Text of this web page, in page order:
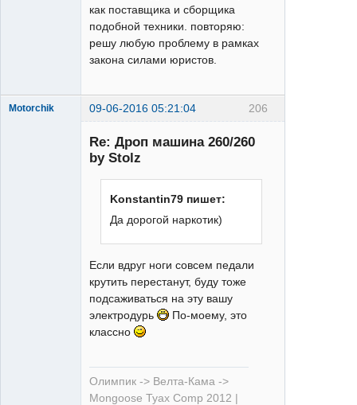
как поставщика и сборщика
подобной техники. повторяю:
решу любую проблему в рамках
закона силами юристов.
206
Motorchik 09-06-2016 05:21:04
Re: Дроп машина 260/260
by Stolz
Konstantin79 пишет:
Да дорогой наркотик)
Если вдруг ноги совсем педали
крутить перестанут, буду тоже
подсаживаться на эту вашу
электродурь
По-моему, это
классно
Олимпик -> Велта-Кама ->
Mongoose Tyax Comp 2012 |